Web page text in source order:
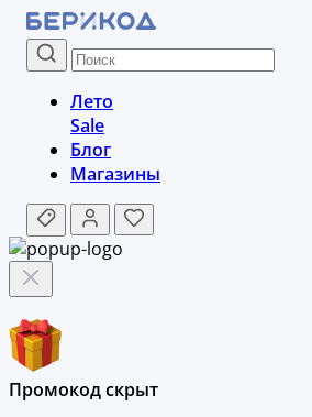
Лето
Sale
Блог
Магазины
Промокод скрыт